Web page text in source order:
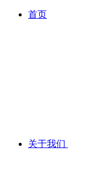
首页
关于我们